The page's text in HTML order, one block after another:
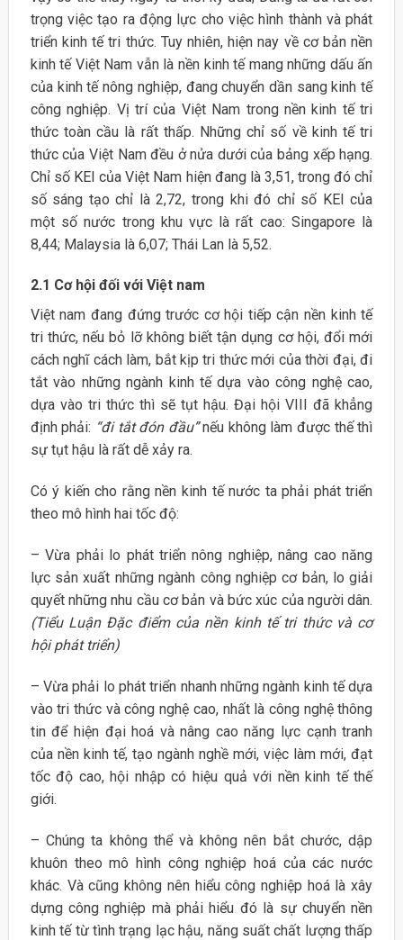
trọng việc tạo ra động lực cho việc hình thành và phát
triển kinh tế tri thức. Tuy nhiên, hiện nay về cơ bản nền
kinh tế Việt Nam vẫn là nền kinh tế mang những dấu ấn
của kinh tế nông nghiệp, đang chuyển dần sang kinh tế
công nghiệp. Vị trí của Việt Nam trong nền kinh tế tri
thức toàn cầu là rất thấp. Những chỉ số về kinh tế tri
thức của Việt Nam đều ở nửa dưới của bảng xếp hạng.
Chỉ số KEI của Việt Nam hiện đang là 3,51, trong đó chỉ
số sáng tạo chỉ là 2,72, trong khi đó chỉ số KEI của
một số nước trong khu vực là rất cao: Singapore là
8,44; Malaysia là 6,07; Thái Lan là 5,52.
2.1 Cơ hội đối với Việt nam
Việt nam đang đứng trước cơ hội tiếp cận nền kinh tế
tri thức, nếu bỏ lỡ không biết tận dụng cơ hội, đổi mới
cách nghĩ cách làm, bắt kịp tri thức mới của thời đại, đi
tắt vào những ngành kinh tế dựa vào công nghệ cao,
dựa vào tri thức thì sẽ tụt hậu. Đại hội VIII đã khẳng
định phải: “đi tắt đón đầu”nếu không làm được thế thì
sự tụt hậu là rất dễ xảy ra.
Có ý kiến cho rằng nền kinh tế nước ta phải phát triển
theo mô hình hai tốc độ:
– Vừa phải lo phát triển nông nghiệp, nâng cao năng
lực sản xuất những ngành công nghiệp cơ bản, lo giải
quyết những nhu cầu cơ bản và bức xúc của người dân.
(Tiểu Luận Đặc điểm của nền kinh tế tri thức và cơ
hội phát triển)
– Vừa phải lo phát triển nhanh những ngành kinh tế dựa
vào tri thức và công nghệ cao, nhất là công nghệ thông
tin để hiện đại hoá và nâng cao năng lực cạnh tranh
của nền kinh tế, tạo ngành nghề mới, việc làm mới, đạt
tốc độ cao, hội nhập có hiệu quả với nền kinh tế thế
giới.
– Chúng ta không thể và không nên bắt chước, dập
khuôn theo mô hình công nghiệp hoá của các nước
khác. Và cũng không nên hiểu công nghiệp hoá là xây
dựng công nghiệp mà phải hiểu đó là sự chuyển nền
kinh tế từ tình trạng lạc hậu, năng suất chất lượng thấp